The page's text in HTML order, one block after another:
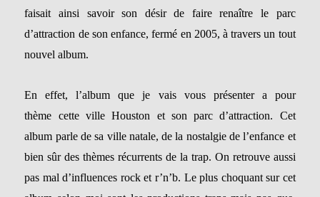
faisait ainsi savoir son désir de faire renaître le parc
d’attraction de son enfance, fermé en 2005, à travers un tout
nouvel album.
En effet, l’album que je vais vous présenter a pour
thème cette ville Houston et son parc d’attraction. Cet
album parle de sa ville natale, de la nostalgie de l’enfance et
bien sûr des thèmes récurrents de la trap. On retrouve aussi
pas mal d’influences rock et r’n’b. Le plus choquant sur cet